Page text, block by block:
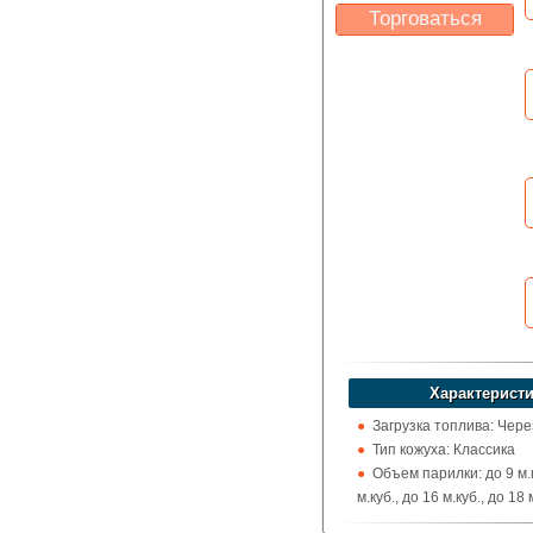
Торговаться
Загрузка топлива:
Тип кожуха: Классика
Объем парилки: до 9
м.куб., до 16 м.куб., до 18
м.куб., до 24 м.куб.